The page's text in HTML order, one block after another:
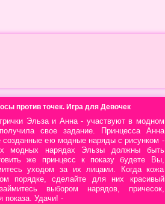
против точек. Игра для Девочек
Эльза и Анна - участвуют в модном
свое задание. Принцесса Анна
созданные ею модные наряды с рисунком -
модных нарядах Эльзы должны быть
же принцесс к показу будете Вы,
уходом за их лицами. Когда кожа
порядке, сделайте для них красивый
выбором нарядов, причесок,
показа. Удачи! -